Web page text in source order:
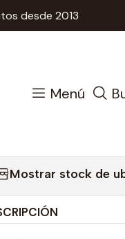
Menú
desde 2013
Para Guitarra
Mostrar stock de